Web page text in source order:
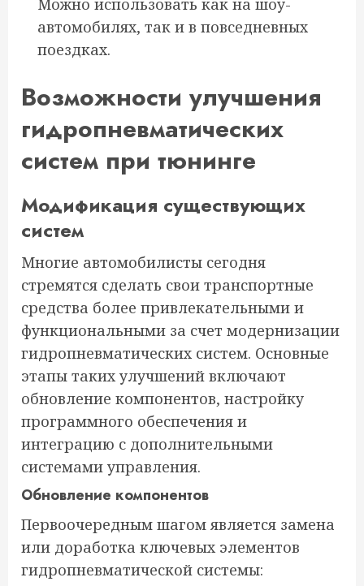
Можно использовать как на шоу-
автомобилях, так и в повседневных
поездках.
Возможности улучшения
гидропневматических
систем при тюнинге
Модификация существующих
систем
Многие автомобилисты сегодня
стремятся сделать свои транспортные
средства более привлекательными и
функциональными за счет модернизации
гидропневматических систем. Основные
этапы таких улучшений включают
обновление компонентов, настройку
программного обеспечения и
интеграцию с дополнительными
системами управления.
Обновление компонентов
Первоочередным шагом является замена
или доработка ключевых элементов
гидропневматической системы: